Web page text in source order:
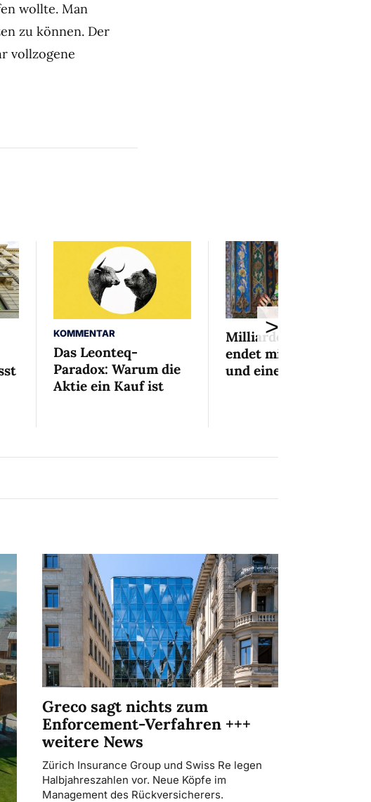
wollte. Man
zu können. Der
vollzogene
KOMMENTAR
Das Leonteq-
Paradox: Warum die
Aktie ein Kauf ist
Milliardenaffäre
endet mit Mini-Busse
und einem Bedingten
>
Greco sagt nichts zum
Enforcement-Verfahren +++
weitere News
Zürich Insurance Group und Swiss Re legen
Halbjahreszahlen vor. Neue Köpfe im
Management des Rückversicherers.